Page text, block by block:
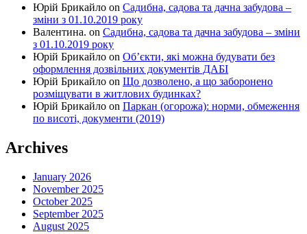
Юрій Брикайло on Садибна, садова та дачна забудова –
зміни з 01.10.2019 року
Валентина. on Садибна, садова та дачна забудова – зміни
з 01.10.2019 року
Юрій Брикайло on Об’єкти, які можна будувати без
оформлення дозвільних документів ДАБІ
Юрій Брикайло on Що дозволено, а що заборонено
розміщувати в житлових будинках?
Юрій Брикайло on Паркан (огорожа): норми, обмеження
по висоті, документи (2019)
Archives
January 2026
November 2025
October 2025
September 2025
August 2025